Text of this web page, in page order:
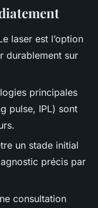
laser est l’option
durablement sur
principales
pulse, IPL) sont
un stade initial
précis par
consultation